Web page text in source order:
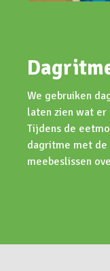
We gebruiken
laten zien wat er
Tijdens de
dagritme met de
meebeslissen